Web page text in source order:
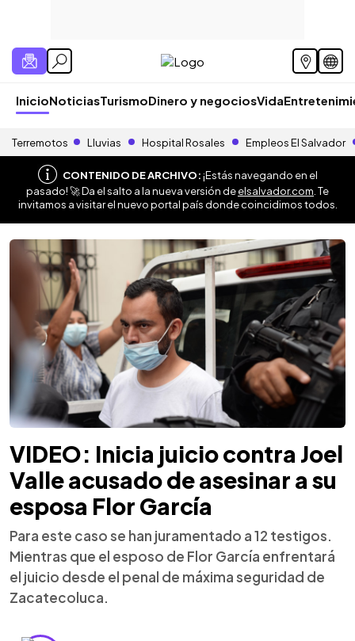
InicioNoticiasTurismoDinero y negociosVida
Terremotos Lluvias Hospital Rosales Empleos El Salvador
CONTENIDO DE ARCHIVO:¡Estás navegando en el
pasado! 🚀 Da el salto a la nueva versión deelsalvador.com . Te
invitamos a visitar el nuevo portal país donde coincidimos todos.
VIDEO: Inicia juicio contra Joel
Valle acusado de asesinar a su
esposa Flor García
Para este caso se han juramentado a 12 testigos.
Mientras que el esposo de Flor García enfrentará
el juicio desde el penal de máxima seguridad de
Zacatecoluca.